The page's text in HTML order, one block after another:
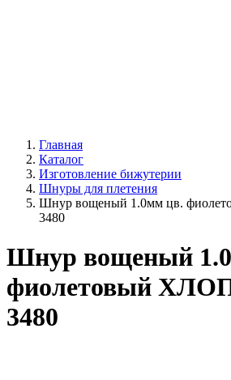
Главная
Каталог
Изготовление бижутерии
Шнуры для плетения
Шнур вощеный 1.0мм цв.
3480
Шнур вощеный
фиолетовый
3480